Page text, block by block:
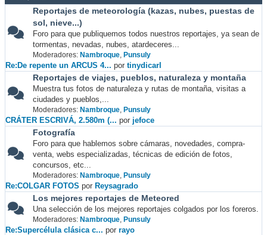
Reportajes de meteorología (kazas, nubes, puestas de
sol, nieve...)
Foro para que publiquemos todos nuestros reportajes, ya sean de
tormentas, nevadas, nubes, atardeceres...
Moderadores: Nambroque, Punsuly
Re:De repente un ARCUS 4... por tinydicarl
Reportajes de viajes, pueblos, naturaleza y montaña
Muestra tus fotos de naturaleza y rutas de montaña, visitas a
ciudades y pueblos,...
Moderadores: Nambroque, Punsuly
CRÁTER ESCRIVÁ, 2.580m (... por jefoce
Fotografía
Foro para que hablemos sobre cámaras, novedades, compra-
venta, webs especializadas, técnicas de edición de fotos,
concursos, etc...
Moderadores: Nambroque, Punsuly
Re:COLGAR FOTOS por Reysagrado
Los mejores reportajes de Meteored
Una selección de los mejores reportajes colgados por los foreros.
Moderadores: Nambroque, Punsuly
Re:Supercélula clásica c... por rayo